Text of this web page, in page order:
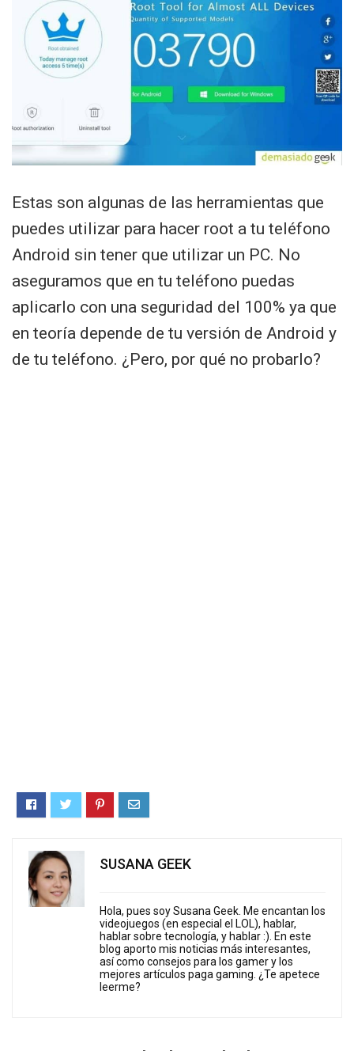
Estas son algunas de las herramientas que
puedes utilizar para hacer root a tu teléfono
Android sin tener que utilizar un PC. No
aseguramos que en tu teléfono puedas
aplicarlo con una seguridad del 100% ya que
en teoría depende de tu versión de Android y
de tu teléfono. ¿Pero, por qué no probarlo?
SUSANA GEEK
Hola, pues soy Susana Geek. Me encantan los
videojuegos (en especial el LOL), hablar,
hablar sobre tecnología, y hablar :). En este
blog aporto mis noticias más interesantes,
así como consejos para los gamer y los
mejores artículos paga gaming. ¿Te apetece
leerme?